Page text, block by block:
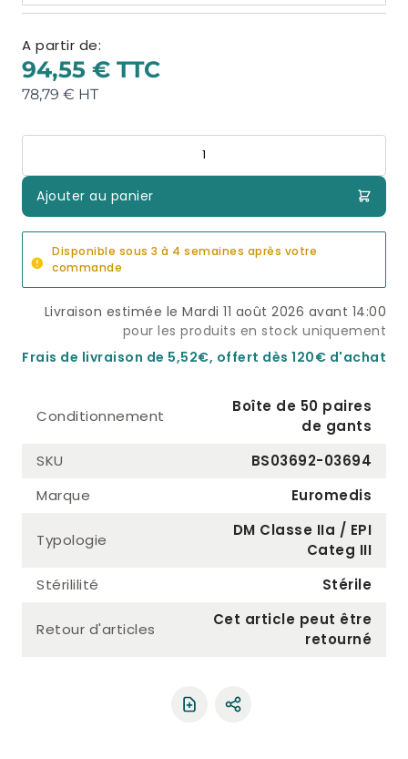
A partir de:
94,55 €
78,79 €
Ajouter au panier
Disponible sous 3 à 4 semaines après votre
commande
Livraison estimée le Mardi 11 août 2026 avant 14:00
pour les produits en stock uniquement
Frais de livraison de 5,52€, offert dès 120€ d'achat
Conditionnement
Boîte de 50 paires
de gants
SKU
BS03692-03694
Marque
Euromedis
Typologie
DM Classe IIa / EPI
Categ III
Stérililité
Stérile
Retour d'articles
Cet article peut être
retourné
Partager le produit